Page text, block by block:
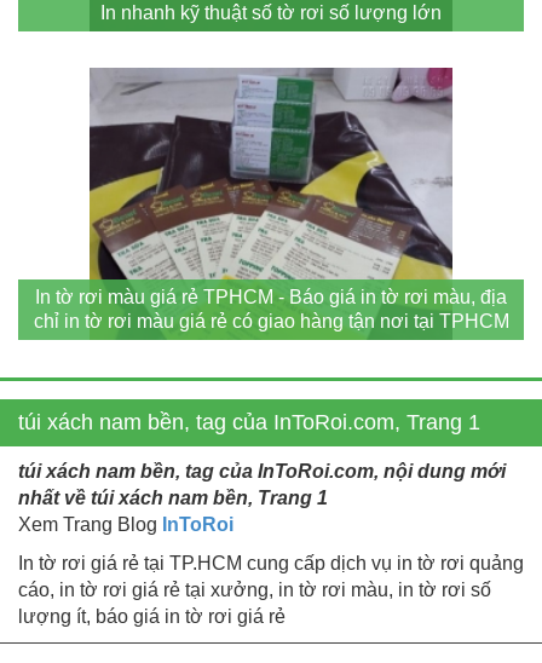
In nhanh kỹ thuật số tờ rơi số lượng lớn
In tờ rơi màu giá rẻ TPHCM - Báo giá in tờ rơi màu, địa
chỉ in tờ rơi màu giá rẻ có giao hàng tận nơi tại TPHCM
túi xách nam bền, tag của InToRoi.com, Trang 1
túi xách nam bền, tag của InToRoi.com, nội dung mới
nhất về túi xách nam bền, Trang 1
Xem Trang Blog InToRoi
In tờ rơi giá rẻ tại TP.HCM cung cấp dịch vụ in tờ rơi quảng
cáo, in tờ rơi giá rẻ tại xưởng, in tờ rơi màu, in tờ rơi số
lượng ít, báo giá in tờ rơi giá rẻ